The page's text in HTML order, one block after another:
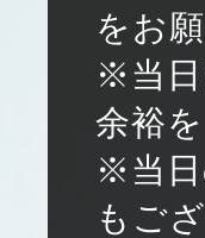
をお
※当日
余裕
※当日
もご